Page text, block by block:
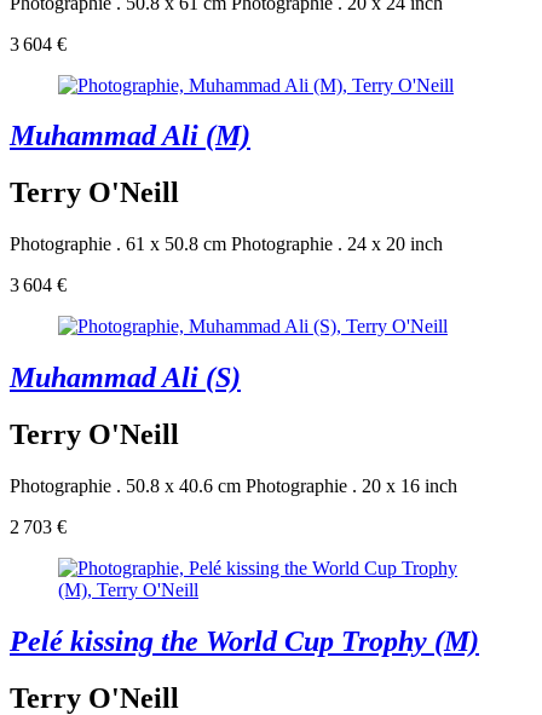
3 604 €
Muhammad Ali (M)
Terry O'Neill
Photographie . 61 x 50.8 cm Photographie . 24 x 20 inch
3 604 €
Muhammad Ali (S)
Terry O'Neill
Photographie . 50.8 x 40.6 cm Photographie . 20 x 16 inch
2 703 €
Pelé kissing the World Cup Trophy (M)
Terry O'Neill